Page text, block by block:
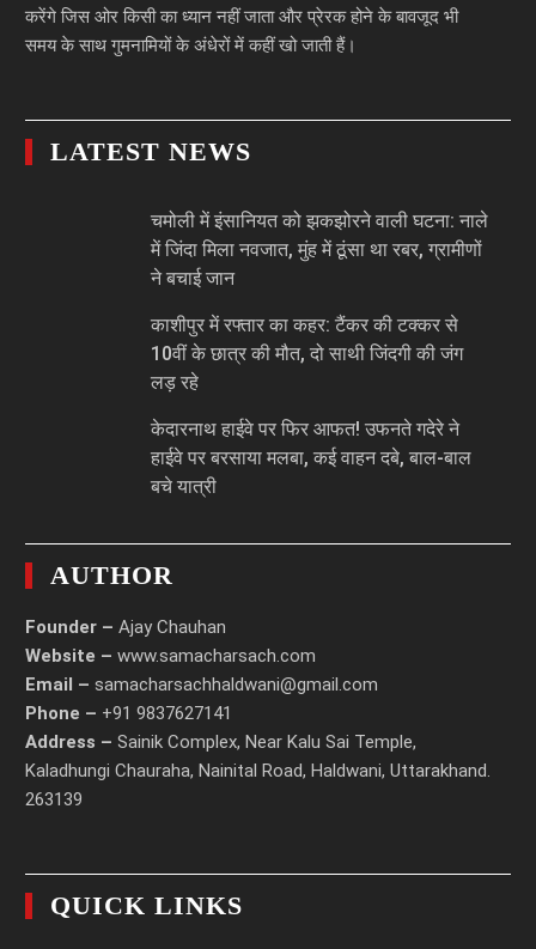
करेंगे जिस ओर किसी का ध्यान नहीं जाता और प्रेरक होने के बावजूद भी
समय के साथ गुमनामियों के अंधेरों में कहीं खो जाती हैं।
LATEST NEWS
चमोली में इंसानियत को झकझोरने वाली घटना: नाले
में जिंदा मिला नवजात, मुंह में ठूंसा था रबर, ग्रामीणों
ने बचाई जान
काशीपुर में रफ्तार का कहर: टैंकर की टक्कर से
10वीं के छात्र की मौत, दो साथी जिंदगी की जंग
लड़ रहे
केदारनाथ हाईवे पर फिर आफत! उफनते गदेरे ने
हाईवे पर बरसाया मलबा, कई वाहन दबे, बाल-बाल
बचे यात्री
AUTHOR
Founder – Ajay Chauhan
Website – www.samacharsach.com
Email – samacharsachhaldwani@gmail.com
Phone – +91 9837627141
Address – Sainik Complex, Near Kalu Sai Temple,
Kaladhungi Chauraha, Nainital Road, Haldwani, Uttarakhand.
263139
QUICK LINKS